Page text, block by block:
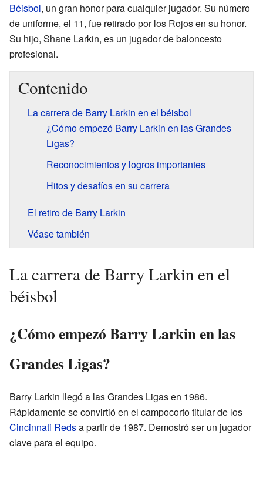
Béisbol, un gran honor para cualquier jugador. Su número
de uniforme, el 11, fue retirado por los Rojos en su honor.
Su hijo, Shane Larkin, es un jugador de baloncesto
profesional.
Contenido
La carrera de Barry Larkin en el béisbol
¿Cómo empezó Barry Larkin en las Grandes
Ligas?
Reconocimientos y logros importantes
Hitos y desafíos en su carrera
El retiro de Barry Larkin
Véase también
La carrera de Barry Larkin en el
béisbol
¿Cómo empezó Barry Larkin en las
Grandes Ligas?
Barry Larkin llegó a las Grandes Ligas en 1986.
Rápidamente se convirtió en el campocorto titular de los
Cincinnati Redsa partir de 1987. Demostró ser un jugador
clave para el equipo.